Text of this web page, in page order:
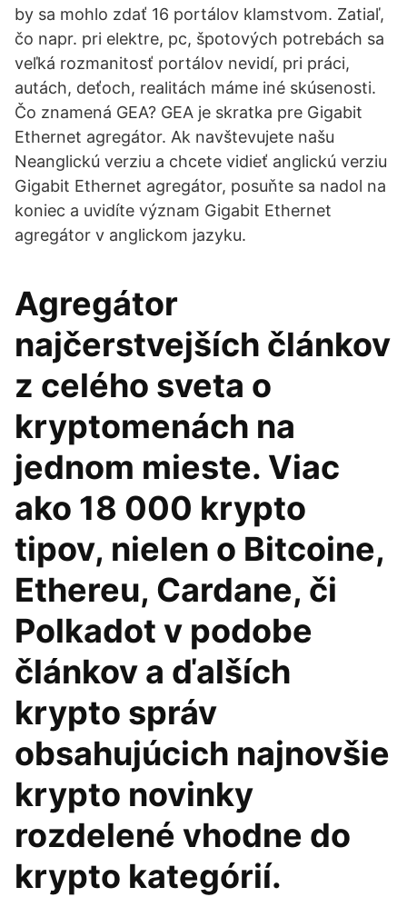
by sa mohlo zdať 16 portálov klamstvom. Zatiaľ,
čo napr. pri elektre, pc, špotových potrebách sa
veľká rozmanitosť portálov nevidí, pri práci,
autách, deťoch, realitách máme iné skúsenosti.
Čo znamená GEA? GEA je skratka pre Gigabit
Ethernet agregátor. Ak navštevujete našu
Neanglickú verziu a chcete vidieť anglickú verziu
Gigabit Ethernet agregátor, posuňte sa nadol na
koniec a uvidíte význam Gigabit Ethernet
agregátor v anglickom jazyku.
Agregátor
najčerstvejších článkov
z celého sveta o
kryptomenách na
jednom mieste. Viac
ako 18 000 krypto
tipov, nielen o Bitcoine,
Ethereu, Cardane, či
Polkadot v podobe
článkov a ďalších
krypto správ
obsahujúcich najnovšie
krypto novinky
rozdelené vhodne do
krypto kategórií.